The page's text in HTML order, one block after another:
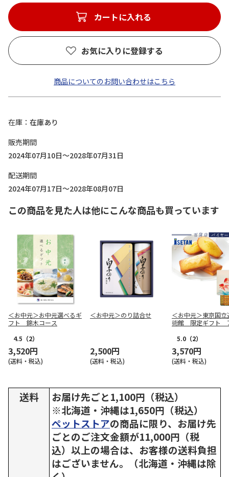
カートに入れる
お気に入りに登録する
商品についてのお問い合わせはこちら
在庫
在庫あり
販売期間
2024年07月10日～2028年07月31日
配送期間
2024年07月17日～2028年08月07日
この商品を見た人は他にこんな商品も買っています
＜お中元＞お中元選べるギ
フト 錦木コース
4.5 （2）
3,520円
(送料・税込)
＜お中元＞のり詰合せ
2,500円
(送料・税込)
＜お中元＞東京国立
術館 限定ギフト
魚二匹 フィナンシ
版）
5.0 （2）
3,570円
(送料・税込)
送料
お届け先ごと1,100円（税込）
※北海道・沖縄は1,650円（税込）
ペットストアの商品に限り、お届け先
ごとのご注文金額が11,000円（税
込）以上の場合は、お客様の送料負担
はございません。（北海道・沖縄は除